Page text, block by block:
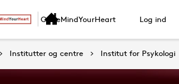
Om eMindYourHeart Log ind
Institutter og centre Institut for Psykologi